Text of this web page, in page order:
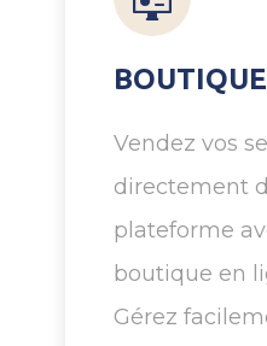
Vendez vos
directement
plateforme
boutique en
Gérez